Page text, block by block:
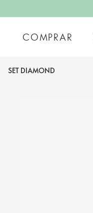
COMPRAR
SET DIAMOND